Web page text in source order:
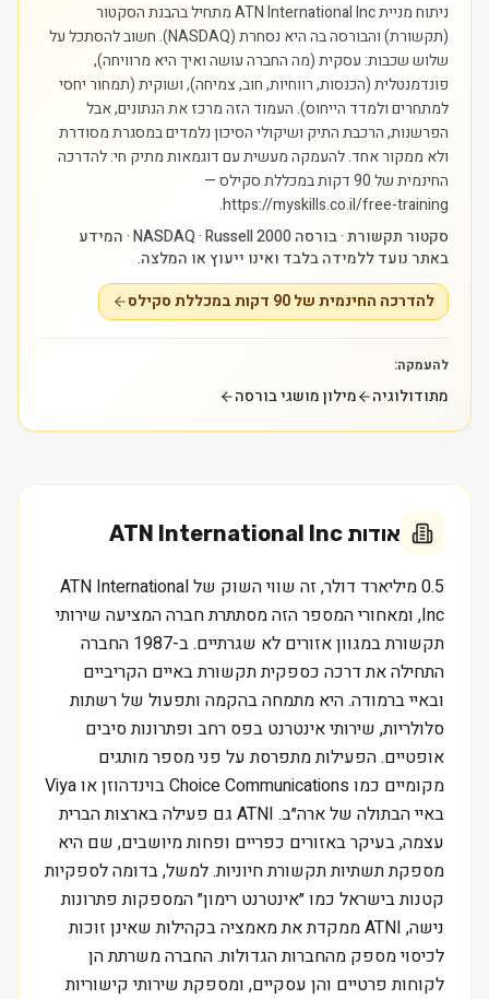
ניתוח מניית ATN International Inc מתחיל בהבנת הסקטור
(תקשורת) והבורסה בה היא נסחרת (NASDAQ). חשוב להסתכל על
שלוש שכבות: עסקית (מה החברה עושה ואיך היא מרוויחה),
פונדמנטלית (הכנסות, רווחיות, חוב, צמיחה), ושוקית (תמחור יחסי
למתחרים ולמדד הייחוס). העמוד הזה מרכז את הנתונים, אבל
הפרשנות, הרכבת התיק ושיקולי הסיכון נלמדים במסגרת מסודרת
ולא ממקור אחד.להעמקה מעשית עם דוגמאות מתיק חי: להדרכה
החינמית של 90 דקות במכללת סקילס —
https://myskills.co.il/free-training.
סקטור תקשורת · בורסה NASDAQ · Russell 2000 · המידע
באתר נועד ללמידה בלבד ואינו ייעוץ או המלצה.
להדרכה החינמית של 90 דקות במכללת סקילס
להעמקה:
מתודולוגיה מילון מושגי בורסה
אודות ATN International Inc
0.5 מיליארד דולר, זה שווי השוק של ATN International
Inc, ומאחורי המספר הזה מסתתרת חברה המציעה שירותי
תקשורת במגוון אזורים לא שגרתיים. ב-1987 החברה
התחילה את דרכה כספקית תקשורת באיים הקריביים
ובאיי ברמודה. היא מתמחה בהקמה ותפעול של רשתות
סלולריות, שירותי אינטרנט בפס רחב ופתרונות סיבים
אופטיים. הפעילות מתפרסת על פני מספר מותגים
מקומיים כמו Choice Communications בוינדהוזן או Viya
באיי הבתולה של ארה״ב. ATNI גם פעילה בארצות הברית
עצמה, בעיקר באזורים כפריים ופחות מיושבים, שם היא
מספקת תשתיות תקשורת חיוניות. למשל, בדומה לספקיות
קטנות בישראל כמו ״אינטרנט רימון״ המספקות פתרונות
נישה, ATNI ממקדת את מאמציה בקהילות שאינן זוכות
לכיסוי מספק מהחברות הגדולות. החברה משרתת הן
לקוחות פרטיים והן עסקיים, ומספקת שירותי קישוריות